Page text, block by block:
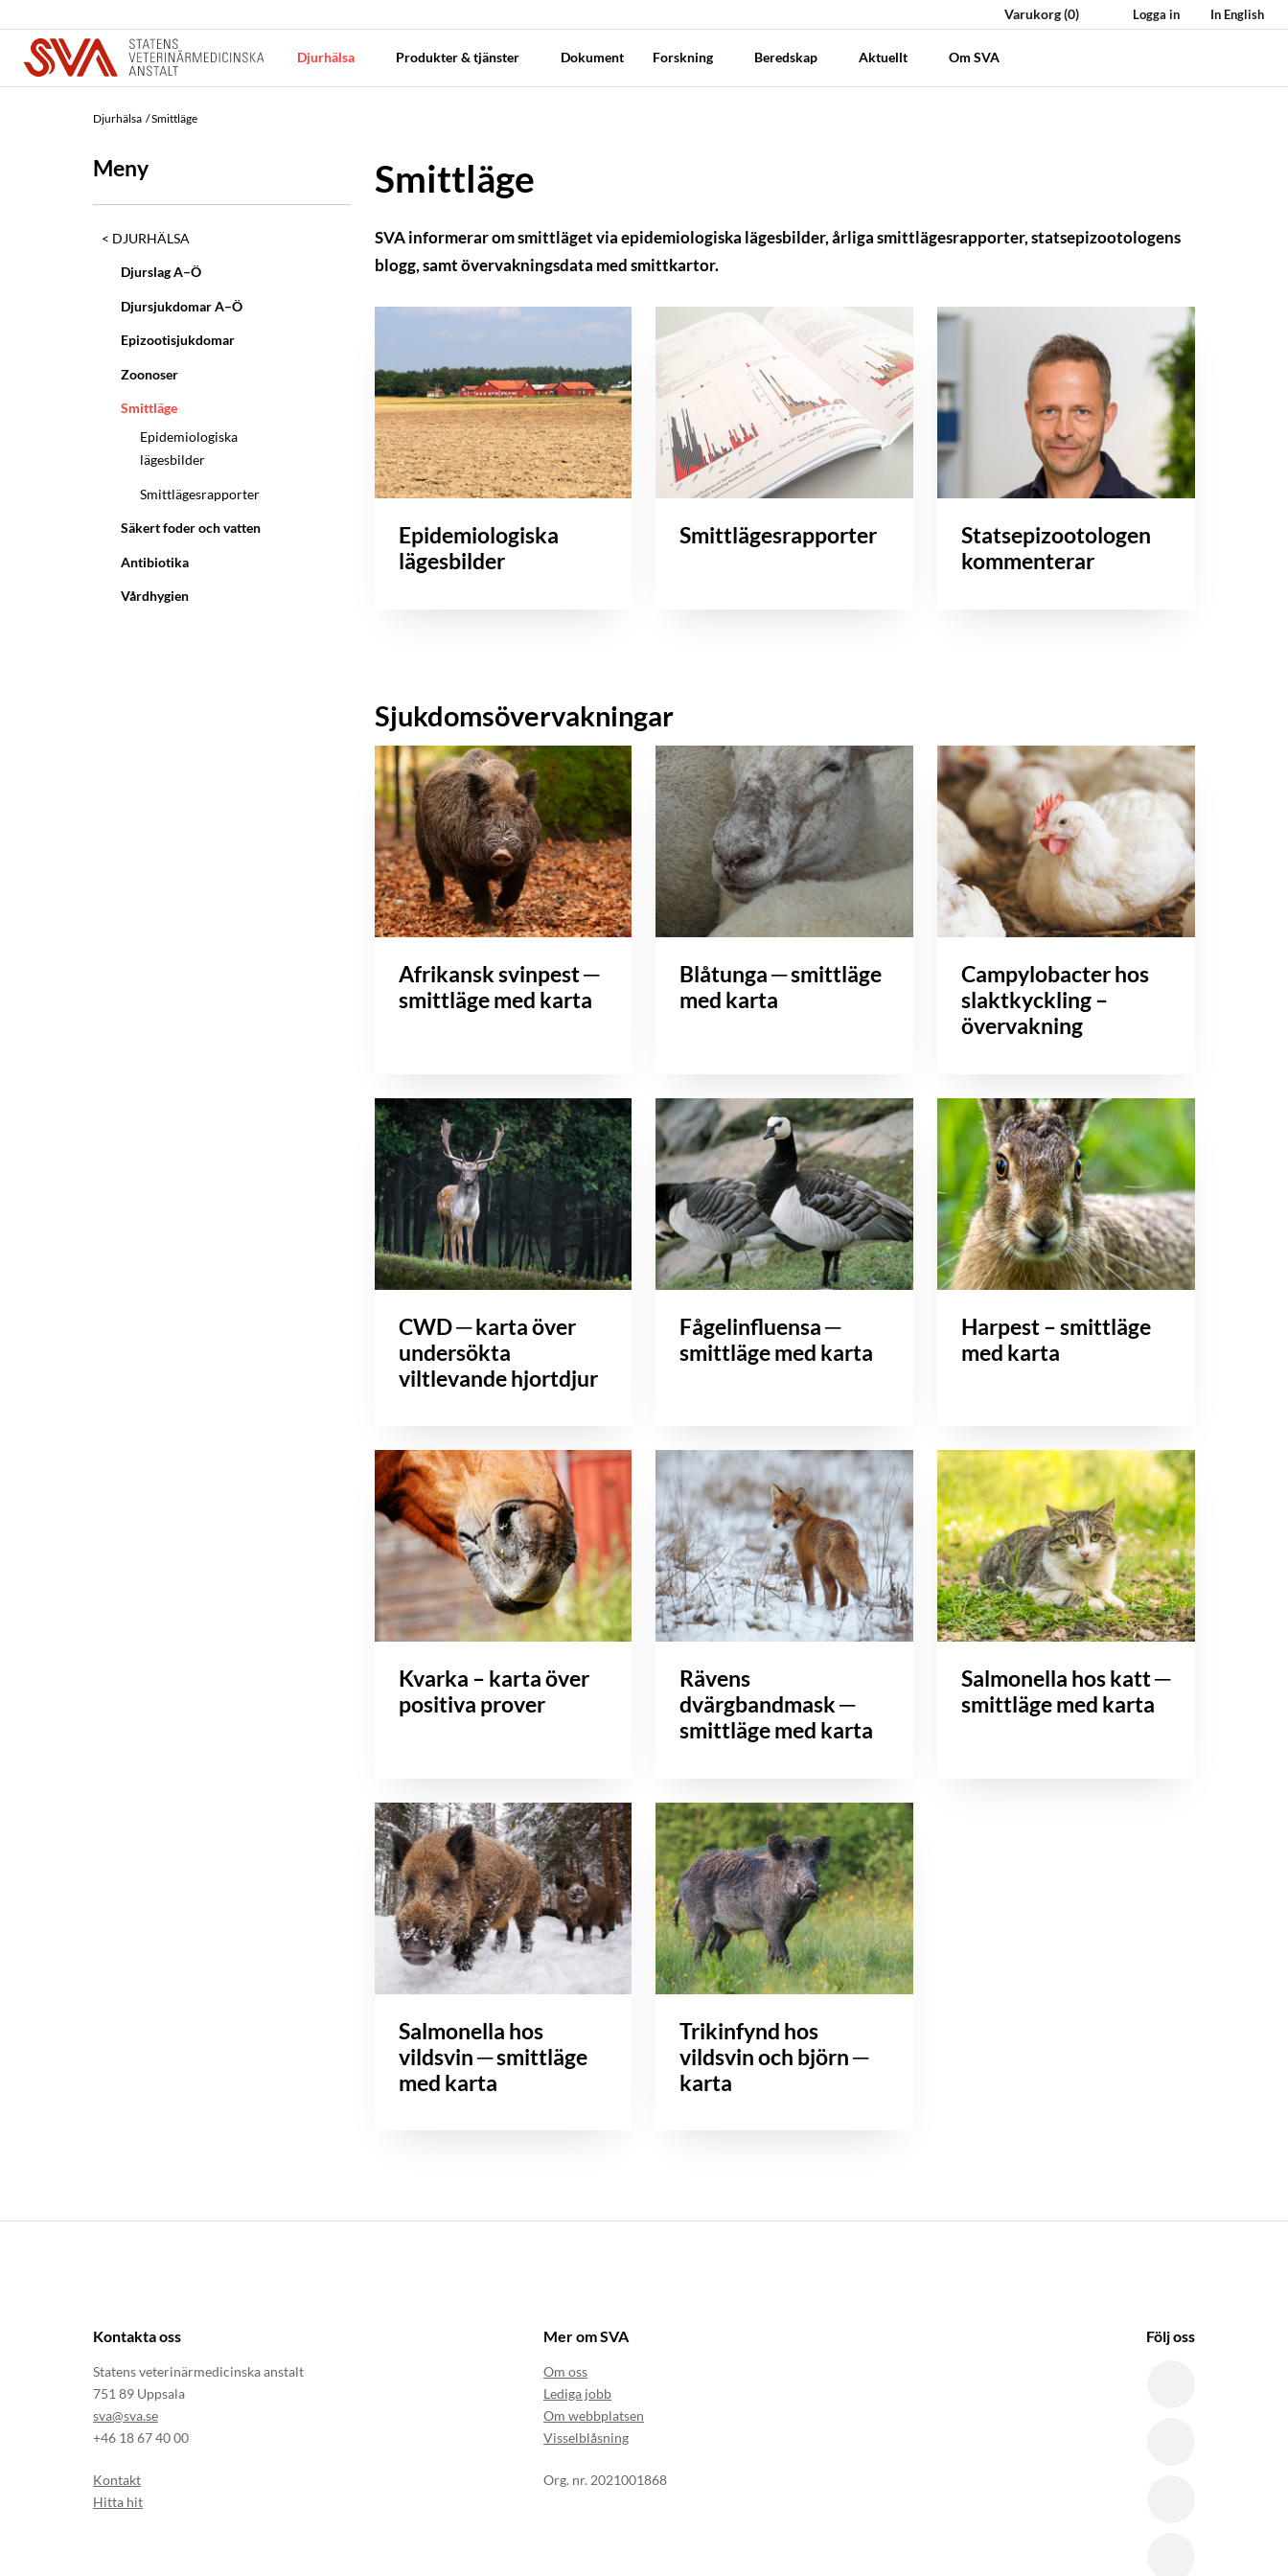
Varukorg(0) Logga in In English
Djurhälsa Produkter & tjänster Dokument Forskning Beredskap Aktuellt Om SVA
Djurhälsa Smittläge
Meny
DJURHÄLSA
Djurslag A–Ö
Djursjukdomar A–Ö
Epizootisjukdomar
Zoonoser
Smittläge
Epidemiologiska
lägesbilder
Smittlägesrapporter
Säkert foder och vatten
Antibiotika
Vårdhygien
Smittläge
SVA informerar om smittläget via epidemiologiska lägesbilder, årliga smittlägesrapporter, statsepizootologens
blogg, samt övervakningsdata med smittkartor.
Epidemiologiska
lägesbilder
Smittlägesrapporter
Statsepizootologen
kommenterar
Sjukdomsövervakningar
Afrikansk svinpest ─
smittläge med karta
Blåtunga ─ smittläge
med karta
Campylobacter hos
slaktkyckling –
övervakning
CWD ─ karta över
undersökta
viltlevande hjortdjur
Fågelinfluensa ─
smittläge med karta
Harpest – smittläge
med karta
Kvarka – karta över
positiva prover
Rävens
dvärgbandmask ─
smittläge med karta
Salmonella hos katt ─
smittläge med karta
Salmonella hos
vildsvin ─ smittläge
med karta
Trikinfynd hos
vildsvin och björn ─
karta
Kontakta oss
Statens veterinärmedicinska anstalt
751 89 Uppsala
sva@sva.se
+46 18 67 40 00
Kontakt
Hitta hit
Mer om SVA
Om oss
Lediga jobb
Om webbplatsen
Visselblåsning
Org. nr. 2021001868
Följ oss